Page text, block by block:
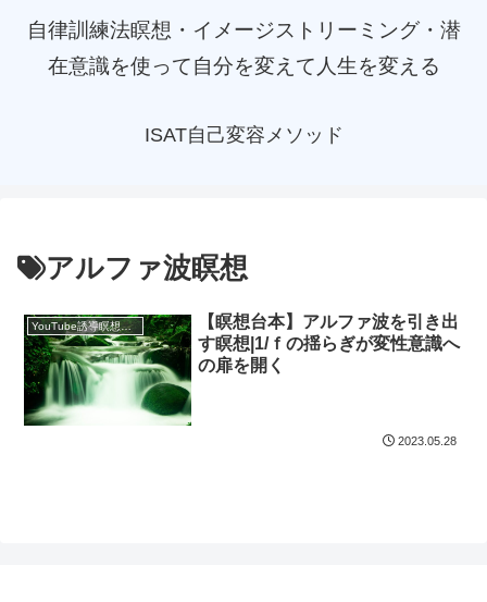
自律訓練法瞑想・イメージストリーミング・潜
在意識を使って自分を変えて人生を変える
ISAT自己変容メソッド
アルファ波瞑想
YouTube誘導瞑想動画｜台本公開
【瞑想台本】アルファ波を引き出
す瞑想|1/ｆの揺らぎが変性意識へ
の扉を開く
2023.05.28